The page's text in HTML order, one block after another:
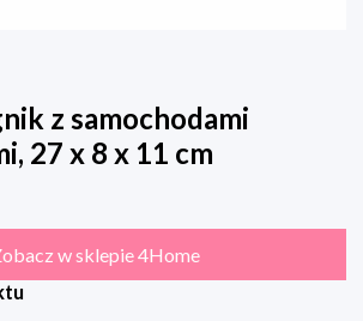
z samochodami
27 x 8 x 11 cm
w sklepie 4Home